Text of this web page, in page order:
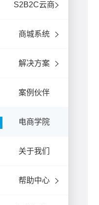
S2B2C云商
商城系统
解决方案
案例伙伴
电商学院
关于我们
帮助中心